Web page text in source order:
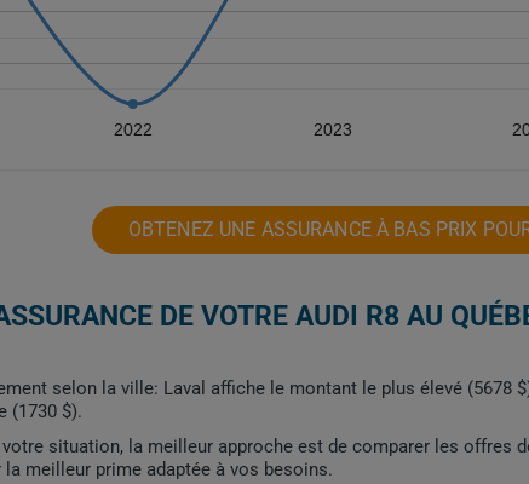
2022 2023
OBTENEZ UNE ASSURANCE À BAS PRIX
DE VOTRE AUDI R8 AU
selon la ville: Laval affiche le montant le plus élevé (5678
(1730 $).
situation, la meilleur approche est de comparer les offres
meilleur prime adaptée à vos besoins.